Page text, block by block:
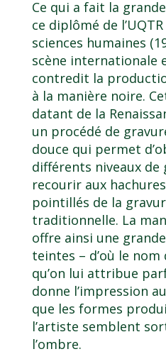
Ce qui a fait la
ce diplômé de
sciences humaines
scène internationale
contredit la
à la manière noire.
datant de la
un procédé de
douce qui permet
différents niveaux de
recourir aux
pointillés de la
traditionnelle. La
offre ainsi une
teintes – d’où le nom
qu’on lui attribue
donne l’impression
que les formes
l’artiste semblent
l’ombre.